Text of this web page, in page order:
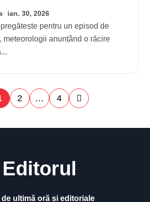
cu vânt
și polei în
sudice
ian. 30, 2026
meteorologii anunțând o răcire
2 … 4
Editorul
ultimă oră și editoriale